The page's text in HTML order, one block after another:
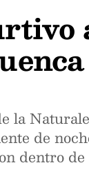
la
de
dentro